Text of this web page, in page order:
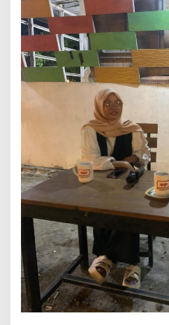
n
P
I
D
S
u
l
e
n
g